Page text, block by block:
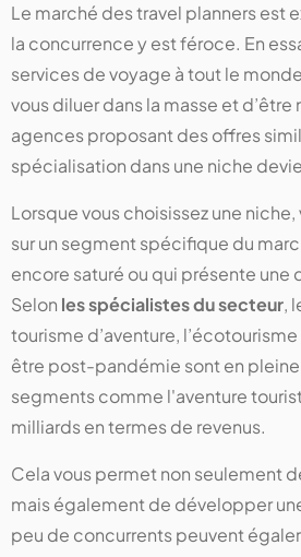
Le marché des travel planners est
la concurrence y est féroce. En
services de voyage à tout le
vous diluer dans la masse et d’être
agences proposant des offres
spécialisation dans une niche
Lorsque vous choisissez une
sur un segment spécifique du
encore saturé ou qui présente une
Selon les spécialistes du secteur,
tourisme d’aventure,
être post-pandémie sont en
segments comme l'aventure
milliards en termes de revenus​​.
Cela vous permet non seulement
mais également de développer
peu de concurrents peuvent